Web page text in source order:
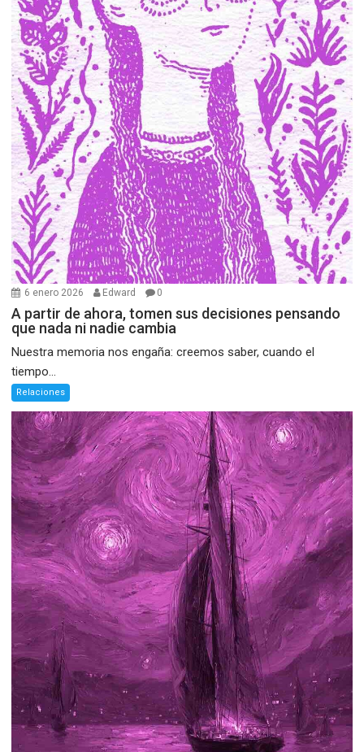
6 enero 2026 Edward 0
A partir de ahora, tomen sus decisiones pensando
que nada ni nadie cambia
Nuestra memoria nos engaña: creemos saber, cuando el
tiempo...
Relaciones